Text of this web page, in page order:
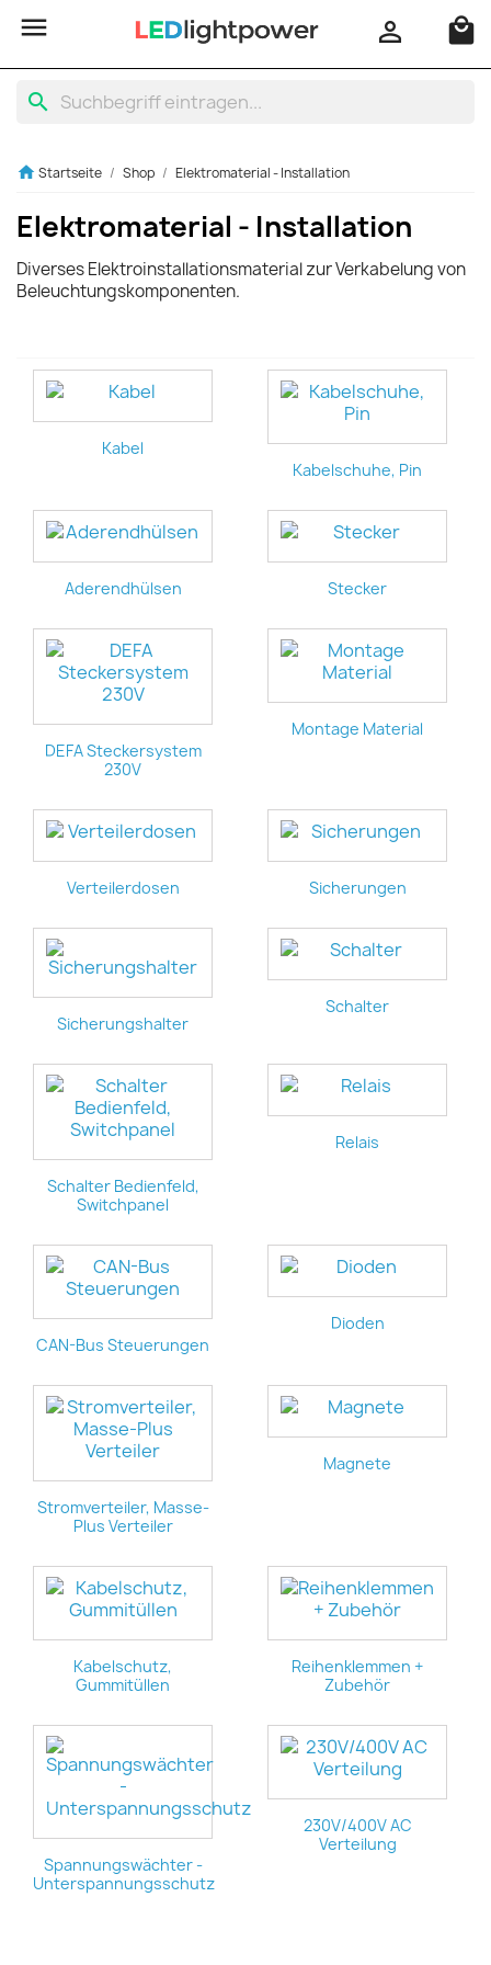
 local_mall

search
home Startseite Shop Elektromaterial - Installation
Elektromaterial - Installation
Diverses Elektroinstallationsmaterial zur Verkabelung von
Beleuchtungskomponenten.
Kabel
Kabelschuhe, Pin
Aderendhülsen Stecker
DEFA Steckersystem
230V
Montage Material
Verteilerdosen Sicherungen
Sicherungshalter
Schalter
Schalter Bedienfeld,
Switchpanel
Relais
CAN-Bus Steuerungen
Dioden
Stromverteiler, Masse-
Plus Verteiler
Magnete
Kabelschutz,
Gummitüllen
Reihenklemmen +
Zubehör
Spannungswächter -
Unterspannungsschutz
230V/400V AC
Verteilung